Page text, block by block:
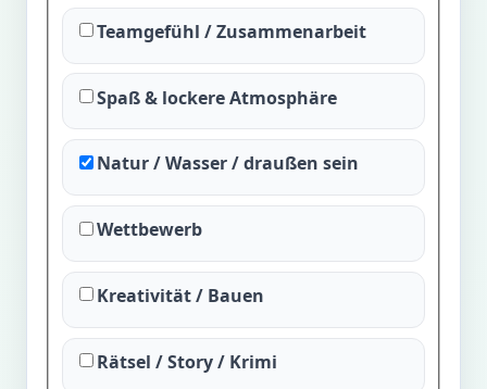
Teamgefühl / Zusammenarbeit
Spaß & lockere Atmosphäre
Natur / Wasser / draußen sein
Wettbewerb
Kreativität / Bauen
Rätsel / Story / Krimi